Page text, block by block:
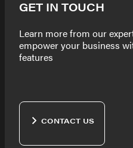
GET IN TOUCH
Learn more from our
empower your business
features
CONTACT US